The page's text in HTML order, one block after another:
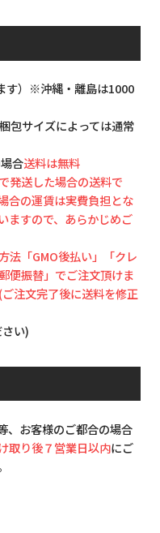
す）※沖縄・離島は1000
包サイズによっては通常
合送料は無料
発送した場合の送料で
合の運賃は実費負担とな
ますので、あらかじめご
法「GMO後払い」「クレ
便振替」でご注文頂けま
注文完了後に送料を修正
い)
、お客様のご都合の場合
取り後７営業日以内にご